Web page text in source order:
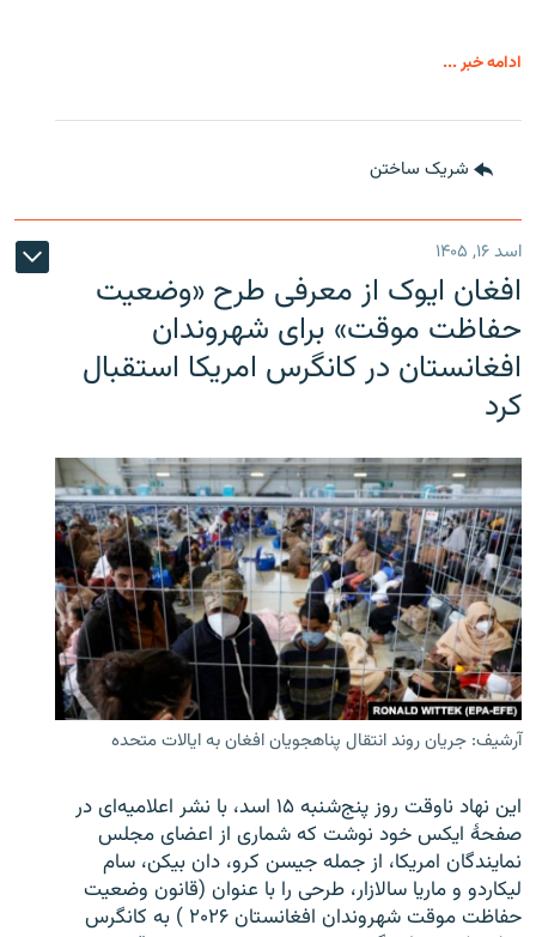
ادامه خبر ...
شریک ساختن
اسد ۱۶, ۱۴۰۵
افغان ایوک از معرفی طرح «وضعیت
حفاظت موقت» برای شهروندان
افغانستان در کانگرس امریکا استقبال
کرد
آرشیف: جریان روند انتقال پناهجویان افغان به ایالات متحده
این نهاد ناوقت روز پنج‌شنبه ۱۵ اسد، با نشر اعلامیه‌ای در
صفحۀ ایکس خود نوشت که شماری از اعضای مجلس
نمایندگان امریکا، از جمله جیسن کرو، دان بیکن، سام
لیکاردو و ماریا سالازار، طرحی را با عنوان (قانون وضعیت
حفاظت موقت شهروندان افغانستان ۲۰۲۶ ) به کانگرس